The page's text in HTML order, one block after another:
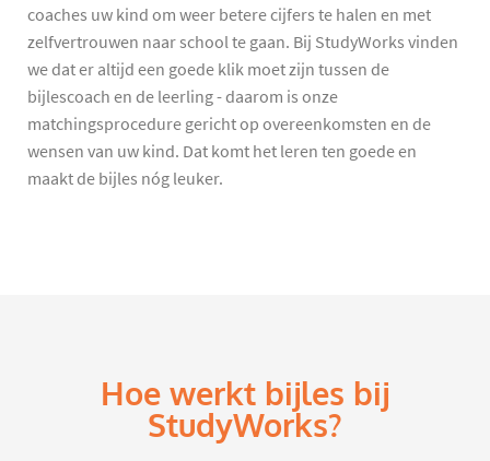
coaches uw kind om weer betere cijfers te halen en met
zelfvertrouwen naar school te gaan. Bij StudyWorks vinden
we dat er altijd een goede klik moet zijn tussen de
bijlescoach en de leerling - daarom is onze
matchingsprocedure gericht op overeenkomsten en de
wensen van uw kind. Dat komt het leren ten goede en
maakt de bijles nóg leuker.
Hoe werkt bijles bij
StudyWorks?